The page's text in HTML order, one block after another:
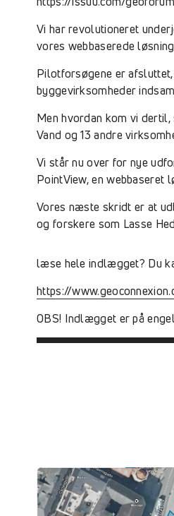
Vi har revolutioneret
vores webbaserede
Pilotforsøgene er
byggevirksomheder
Men hvordan kom vi
Vand og 13 andre
Vi står nu over for nye
PointView, en webbaseret
Vores næste skridt er at
og forskere som Lasse
læse hele indlægget? Du
https://
OBS! Indlægget er på